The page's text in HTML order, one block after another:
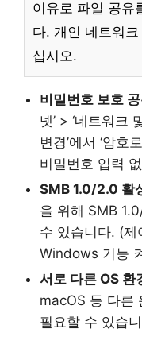
이유로 파일 공유
다. 개인 네트워
십시오.
비밀번호 보호
넷’ > ‘네트워크
변경’에서 ‘암호
비밀번호 입력
SMB 1.0/2.0 활
을 위해 SMB
수 있습니다. (
Windows 기능
서로 다른 OS 환
macOS 등 다른
필요할 수 있습